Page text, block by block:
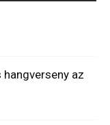
az